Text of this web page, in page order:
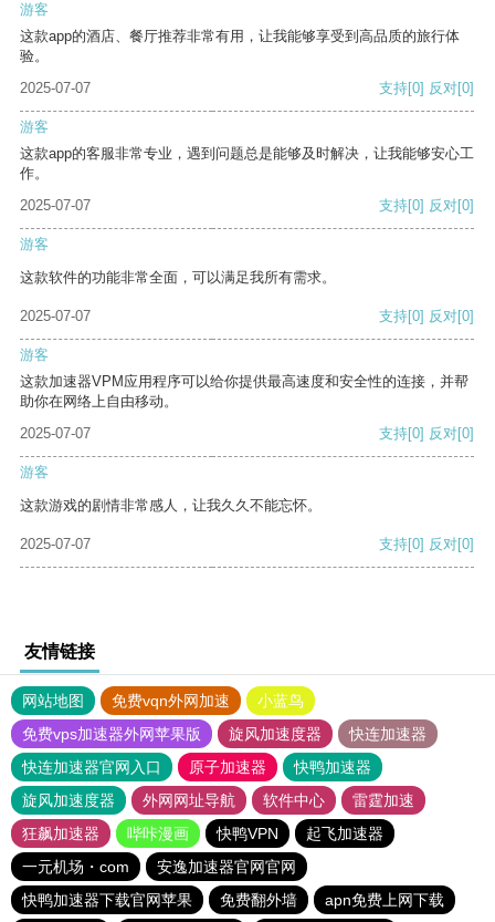
游客
这款app的酒店、餐厅推荐非常有用，让我能够享受到高品质的旅行体
验。
2025-07-07
支持[0] 反对[0]
游客
这款app的客服非常专业，遇到问题总是能够及时解决，让我能够安心工
作。
2025-07-07
支持[0] 反对[0]
游客
这款软件的功能非常全面，可以满足我所有需求。
2025-07-07 支持[0] 反对[0]
游客
这款加速器VPM应用程序可以给你提供最高速度和安全性的连接，并帮
助你在网络上自由移动。
2025-07-07
支持[0] 反对[0]
游客
这款游戏的剧情非常感人，让我久久不能忘怀。
2025-07-07 支持[0] 反对[0]
友情链接
网站地图 免费vqn外网加速
小蓝鸟
免费vps加速器外网苹果版
旋风加速度器
快连加速器
快连加速器官网入口
原子加速器
快鸭加速器
旋风加速度器
外网网址导航 软件中心
雷霆加速
狂飙加速器
哔咔漫画 快鸭VPN
起飞加速器
一元机场・com
安逸加速器官网官网
快鸭加速器下载官网苹果
免费翻外墙 apn免费上网下载